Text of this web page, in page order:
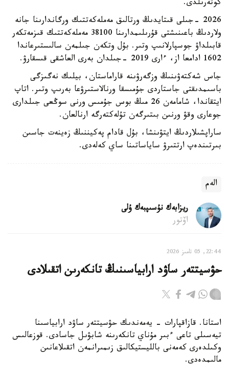
كوتەرىلدى.
2026 -جىلى قىتايدىڭ ورتالىق مەملەكەتتىك ورگاندارىنا جانە
ولاردىڭ باعىنىشتى قۇرىلىمدارىنا 38100 مەملەكەتتىك قىزمەتكەر
قابىلداۋ جوسپارلانىپ وتىر. بۇل وتكەن جىلمەن سالىستىرعاندا
1602 ادامعا از، ءارى 2019 -جىلدان بەرى العاشقى قىسقارۋ.
جاس شەكتەۋىنىڭ وزگەرۋىنە قاراماستان، بيلىك نەگىزگى
باسىمدىقتى جاستاردى جۇمىسقا ورنالاستىرۋعا بەرىپ وتىر. اتاپ
ايتقاندا، شامامەن 26 مىڭ بوس جۇمىس ورنى سوڭعى جىلدارى
جوعارى وقۋ ورنىن بىتىرگەن تۇلەكتەرگە ارنالعان.
ساراپشىلاردىڭ ايتۋىنشا، بۇل قادام پەكيننىڭ زەينەت جاسىن
بىرتىندەپ ارتتىرۋ ساياساتىنا ساي كەلەدى.
الەم
ريزابەك نۇسىپبەك ۇلى
اۆتور
22:44, 05 تامىز 2026
حۋسيتتەر ساۋد ارابياسىنىڭ تانكەرىن اتقىلادى
استانا. قازاقپارات - يەمەندىك حۋسيتتەر ساۋد ارابياسىنا
تيەسىلى تاعى ءبىر مۇناي تانكەرىنە شابۋىل جاسادى. قوزعالىس
وكىلدەرى كەمەنى بالليستيكالىق زىمىرانمەن اتقىلاعانىن
مالىمدەدى.